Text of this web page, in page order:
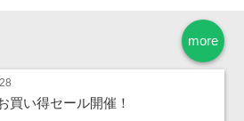
more
買い得セール開催！